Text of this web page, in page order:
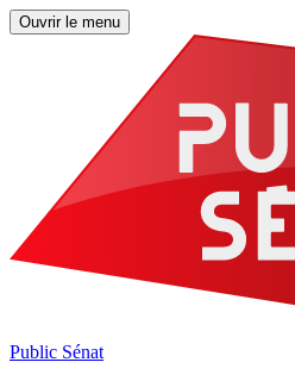
Ouvrir le menu
Public Sénat